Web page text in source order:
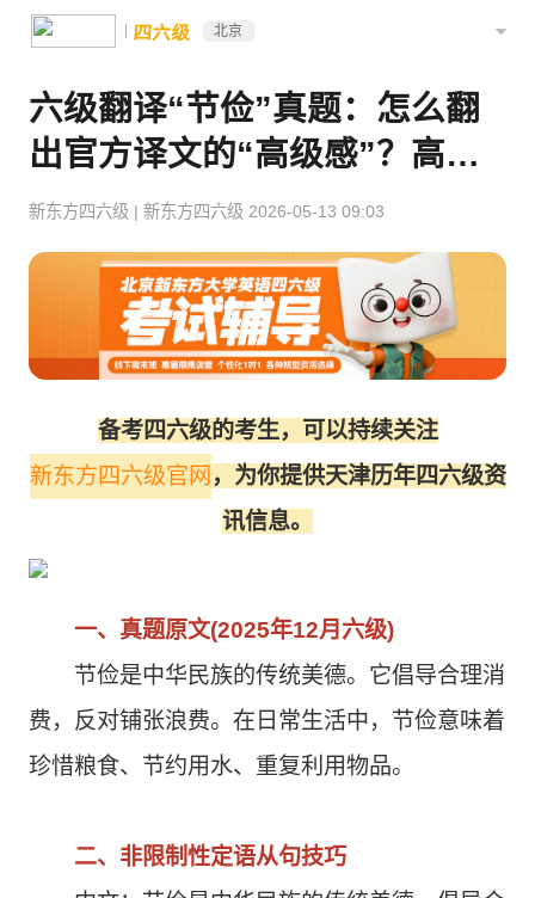
四六级 北京
六级翻译“节俭”真题：怎么翻
出官方译文的“高级感”？高分
句型策略全文拆解！
新东方四六级 | 新东方四六级 2026-05-13 09:03
备考四六级的考生，可以持续关注
新东方四六级官网 ，为你提供天津历年四六级资
讯信息。
一、真题原文(2025年12月六级)
节俭是中华民族的传统美德。它倡导合理消
费，反对铺张浪费。在日常生活中，节俭意味着
珍惜粮食、节约用水、重复利用物品。
二、非限制性定语从句技巧